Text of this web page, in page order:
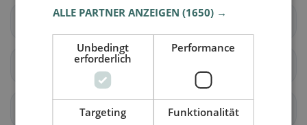
Taufkirchen Grünwald
Deisenhofen
Gerblinghausen
ALLE PARTNER ANZEIGEN(1650) →
Unbedingt
erforderlich
Performance
Targeting Funktionalität